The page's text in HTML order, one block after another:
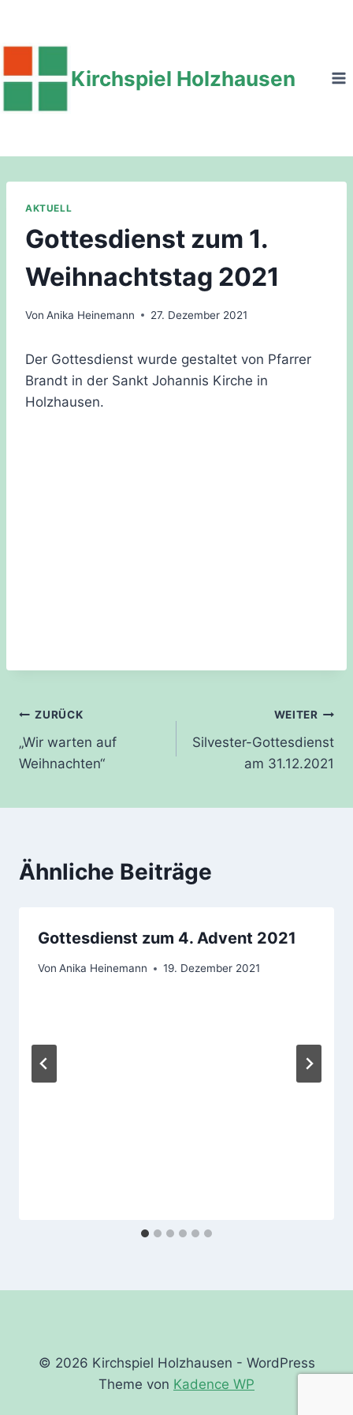
springen
Kirchspiel Holzhausen
AKTUELL
Gottesdienst zum 1.
Weihnachtstag 2021
Von Anika Heinemann 27. Dezember 2021
Der Gottesdienst wurde gestaltet von Pfarrer
Brandt in der Sankt Johannis Kirche in
Holzhausen.
Beitragsnavigation
ZURÜCK
„Wir warten auf
Weihnachten“
WEITER
Silvester-Gottesdienst
am 31.12.2021
Ähnliche Beiträge
Gottesdienst zum 4. Advent 2021
Von Anika Heinemann 19. Dezember 2021
© 2026 Kirchspiel Holzhausen - WordPress
Theme von Kadence WP